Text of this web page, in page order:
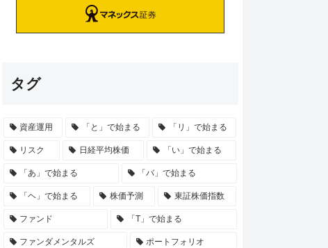
タグ
資産運用 「と」で始まる 「リ」で始まる
リスク 日経平均株価 「い」で始まる
「あ」で始まる 「バ」で始まる
「ヘ」で始まる 株価予測 東証株価指数
ファンド 「T」で始まる
ファンダメンタルズ ポートフォリオ